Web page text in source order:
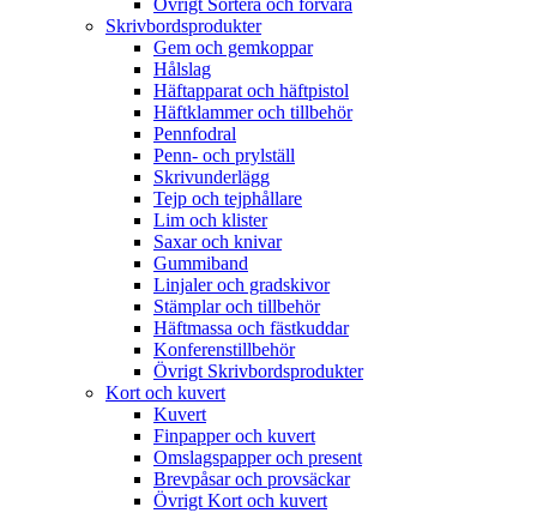
Övrigt Sortera och förvara
Skrivbordsprodukter
Gem och gemkoppar
Hålslag
Häftapparat och häftpistol
Häftklammer och tillbehör
Pennfodral
Penn- och prylställ
Skrivunderlägg
Tejp och tejphållare
Lim och klister
Saxar och knivar
Gummiband
Linjaler och gradskivor
Stämplar och tillbehör
Häftmassa och fästkuddar
Konferenstillbehör
Övrigt Skrivbordsprodukter
Kort och kuvert
Kuvert
Finpapper och kuvert
Omslagspapper och present
Brevpåsar och provsäckar
Övrigt Kort och kuvert